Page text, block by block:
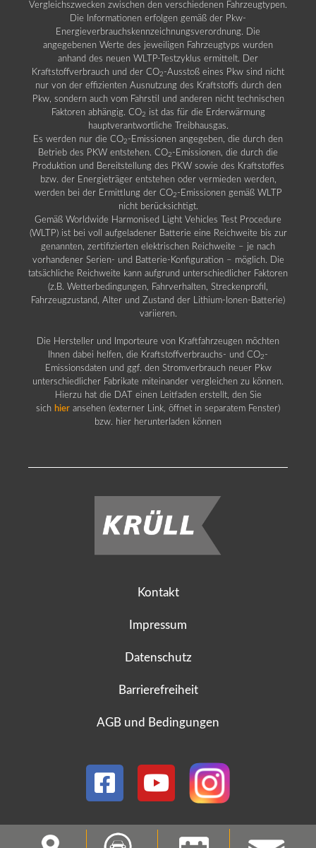
Vergleichszwecken zwischen den verschiedenen Fahrzeugtypen.
Die Informationen erfolgen gemäß der Pkw-
Energieverbrauchskennzeichnungsverordnung. Die
angegebenen Werte des jeweiligen Fahrzeugtyps wurden
anhand des neuen WLTP-Testzyklus ermittelt. Der
Kraftstoffverbrauch und der CO2 -Ausstoß eines Pkw sind nicht
nur von der effizienten Ausnutzung des Kraftstoffs durch den
Pkw, sondern auch vom Fahrstil und anderen nicht technischen
Faktoren abhängig. CO2 ist das für die Erderwärmung
hauptverantwortliche Treibhausgas.
Es werden nur die CO2 -Emissionen angegeben, die durch den
Betrieb des PKW entstehen. CO2 -Emissionen, die durch die
Produktion und Bereitstellung des PKW sowie des Kraftstoffes
bzw. der Energieträger entstehen oder vermieden werden,
werden bei der Ermittlung der CO2 -Emissionen gemäß WLTP
nicht berücksichtigt.
Gemäß Worldwide Harmonised Light Vehicles Test Procedure
(WLTP) ist bei voll aufgeladener Batterie eine Reichweite bis zur
genannten, zertifizierten elektrischen Reichweite – je nach
vorhandener Serien- und Batterie-Konfiguration – möglich. Die
tatsächliche Reichweite kann aufgrund unterschiedlicher Faktoren
(z.B. Wetterbedingungen, Fahrverhalten, Streckenprofil,
Fahrzeugzustand, Alter und Zustand der Lithium-Ionen-Batterie)
variieren.
Die Hersteller und Importeure von Kraftfahrzeugen möchten
Ihnen dabei helfen, die Kraftstoffverbrauchs- und CO2 -
Emissionsdaten und ggf. den Stromverbrauch neuer Pkw
unterschiedlicher Fabrikate miteinander vergleichen zu können.
Hierzu hat die DAT einen Leitfaden erstellt, den Sie
sich hier ansehen (externer Link, öffnet in separatem Fenster)
bzw. hier herunterladen können
Kontakt
Impressum
Datenschutz
Barrierefreiheit
AGB und Bedingungen